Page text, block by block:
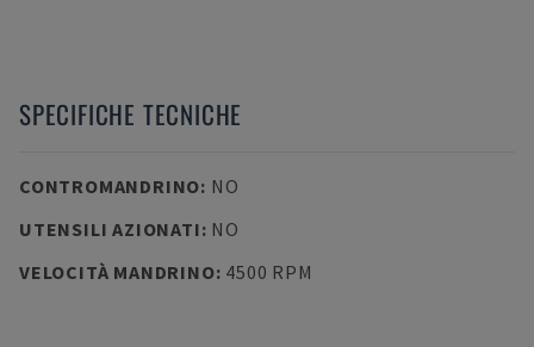
SPECIFICHE TECNICHE
CONTROMANDRINO: NO
UTENSILI AZIONATI: NO
VELOCITÀ MANDRINO: 4500 RPM